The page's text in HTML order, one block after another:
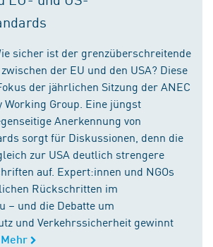
sicher ist der grenzüberschreitende
der EU und den USA? Diese
der jährlichen Sitzung der ANEC
Group. Eine jüngst
Anerkennung von
sorgt für Diskussionen, denn die
zur USA deutlich strengere
auf. Expert:innen und NGOs
Rückschritten im
– und die Debatte um
und Verkehrssicherheit gewinnt
Mehr